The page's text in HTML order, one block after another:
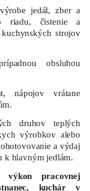
jedál, zber a
riadu, čistenie a
strojov
obsluhou
nápojov vrátane
druhov teplých
výrobkov alebo
a výdaj
k hlavným jedlám.
výkon pracovnej
kuchár v